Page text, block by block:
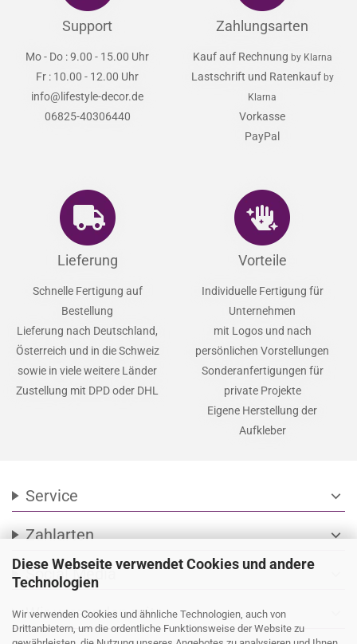
Diese Webseite verwendet Cookies und andere
Technologien
Wir verwenden Cookies und ähnliche Technologien, auch von
Drittanbietern, um die ordentliche Funktionsweise der Website zu
Support
Mo - Do : 9.00 - 15.00 Uhr
Fr : 10.00 - 12.00 Uhr
info@lifestyle-decor.de
06825-40306440
Zahlungsarten
Kauf auf Rechnung by Klarna
Lastschrift und Ratenkauf by
Klarna
Vorkasse
PayPal
Lieferung
Schnelle Fertigung auf
Bestellung
Lieferung nach Deutschland,
Österreich und in die Schweiz
sowie in viele weitere Länder
Zustellung mit DPD oder DHL
Vorteile
Individuelle Fertigung für
Unternehmen
mit Logos und nach
persönlichen Vorstellungen
Sonderanfertigungen für
private Projekte
Eigene Herstellung der
Aufkleber
Service expand_more
Zahlarten expand_more
Social Media
Wir versenden mit